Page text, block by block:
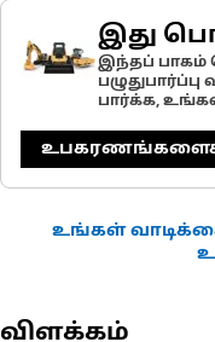
இது
இந்தப் பாகம்
பார்க்க,
உபகரணங்களைச்
உங்கள்
விளக்கம்